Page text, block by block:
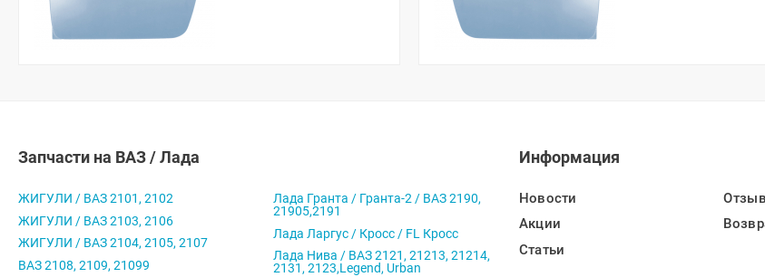
Запчасти на ВАЗ / Лада
ЖИГУЛИ / ВАЗ 2101, 2102
ЖИГУЛИ / ВАЗ 2103, 2106
ЖИГУЛИ / ВАЗ 2104, 2105, 2107
ВАЗ 2108, 2109, 21099
Лада Гранта / Гранта-2 / ВАЗ 2190,
21905,2191
Лада Ларгус / Кросс / FL Кросс
Лада Нива / ВАЗ 2121, 21213, 21214,
2131, 2123,Legend, Urban
Информация
Новости
Акции
Статьи